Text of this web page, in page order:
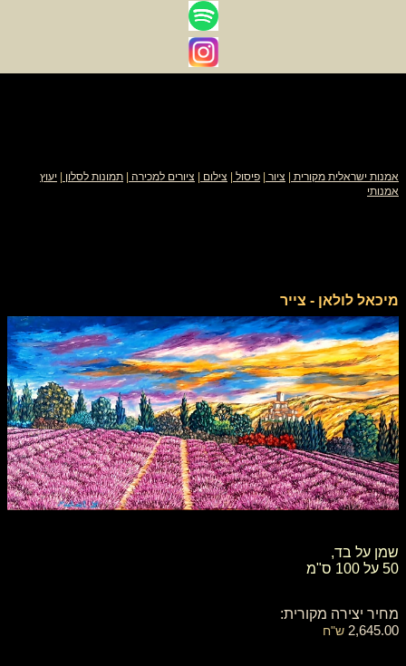
אמנות ישראלית מקורית ציור פיסול צילום ציורים למכירה תמונות לסלון
יעוץ
אמנותי
מיכאל לולאן - צייר
שמן על בד,
​50 על 100 ס"מ
מחיר יצירה מקורית:
2,645.00 ש"ח